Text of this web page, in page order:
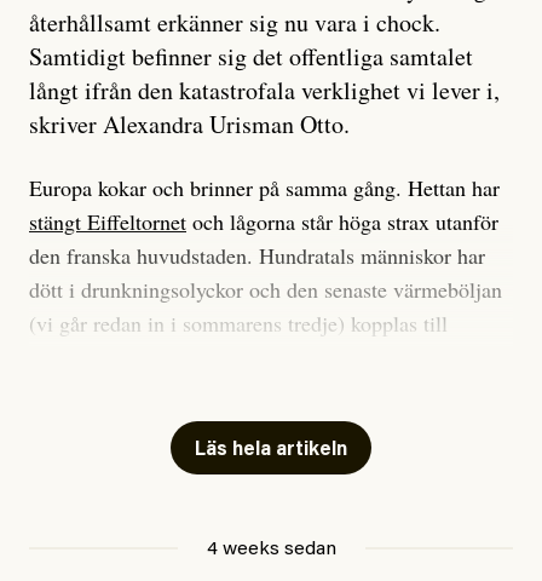
återhållsamt erkänner sig nu vara i chock.
Samtidigt befinner sig det offentliga samtalet
långt ifrån den katastrofala verklighet vi lever i,
skriver Alexandra Urisman Otto.
Europa kokar och brinner på samma gång. Hettan har
stängt Eiffeltornet och lågorna står höga strax utanför
den franska huvudstaden. Hundratals människor har
dött i drunkningsolyckor och den senaste värmeböljan
(vi går redan in i sommarens tredje) kopplas till
Har du också panik i hettan? Känns det som en
mardröm? Bra, allt annat vore fullständigt orimligt.
att han brukar vara ganska återhållsam när han
Läs hela artikeln
4 weeks sedan